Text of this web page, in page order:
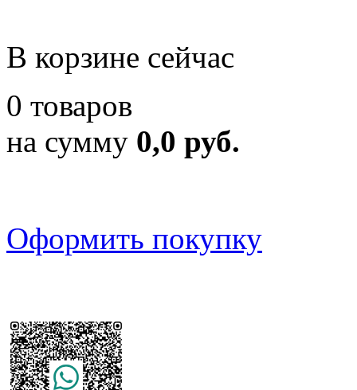
В корзине сейчас
0 товаров
на сумму 0,0 руб.
Оформить покупку